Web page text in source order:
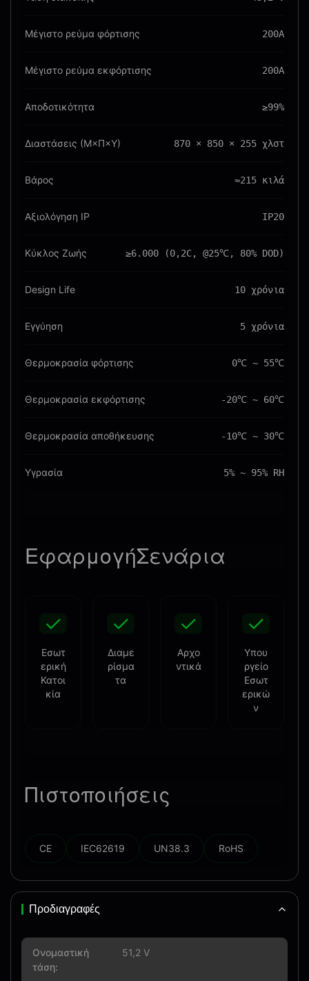
Μέγιστο ρεύμα φόρτισης 200Α
Μέγιστο ρεύμα εκφόρτισης 200Α
Αποδοτικότητα ≥99%
Διαστάσεις (Μ×Π×Υ) 870 × 850 × 255 χλστ
Βάρος ≈215 κιλά
Αξιολόγηση IP IP20
Κύκλος Ζωής ≥6.000 (0,2C, @25℃, 80% DOD)
Design Life 10 χρόνια
Εγγύηση 5 χρόνια
Θερμοκρασία φόρτισης 0℃ ~ 55℃
Θερμοκρασία εκφόρτισης -20℃ ~ 60℃
Θερμοκρασία αποθήκευσης -10℃ ~ 30℃
Υγρασία 5% ~ 95% RH
ΕφαρμογήΣενάρια
Εσωτ
ερική
Κατοι
κία
Διαμε
ρίσμα
τα
Αρχο
ντικά
Υπου
ργείο
Εσωτ
ερικώ
ν
Πιστοποιήσεις
CE IEC62619 UN38.3 RoHS
Προδιαγραφές
Ονομαστική
τάση:
51,2 V